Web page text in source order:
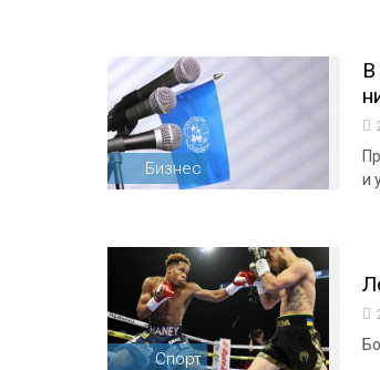
Бизнес
и
Спорт